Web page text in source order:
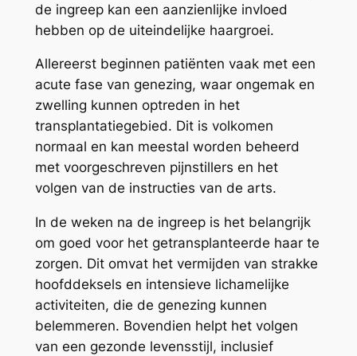
de ingreep kan een aanzienlijke invloed
hebben op de uiteindelijke haargroei.
Allereerst beginnen patiënten vaak met een
acute fase van genezing, waar ongemak en
zwelling kunnen optreden in het
transplantatiegebied. Dit is volkomen
normaal en kan meestal worden beheerd
met voorgeschreven pijnstillers en het
volgen van de instructies van de arts.
In de weken na de ingreep is het belangrijk
om goed voor het getransplanteerde haar te
zorgen. Dit omvat het vermijden van strakke
hoofddeksels en intensieve lichamelijke
activiteiten, die de genezing kunnen
belemmeren. Bovendien helpt het volgen
van een gezonde levensstijl, inclusief